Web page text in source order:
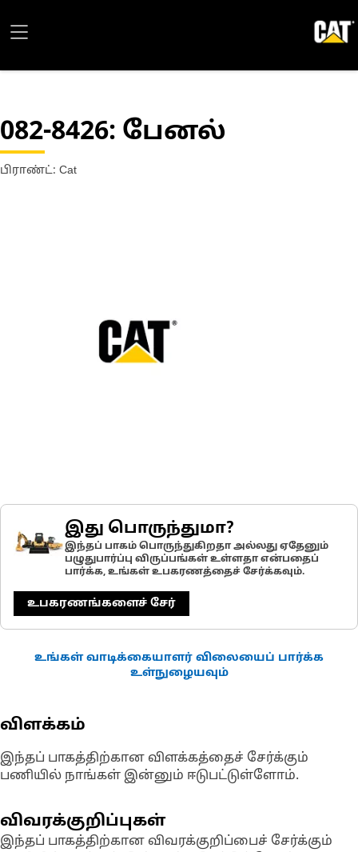
082-8426: பேனல்
பிராண்ட்: Cat
இது பொருந்துமா?
இந்தப் பாகம் பொருந்துகிறதா அல்லது ஏதேனும்
பழுதுபார்ப்பு விருப்பங்கள் உள்ளதா என்பதைப்
பார்க்க, உங்கள் உபகரணத்தைச் சேர்க்கவும்.
உபகரணங்களைச் சேர்
உங்கள் வாடிக்கையாளர் விலையைப் பார்க்க
உள்நுழையவும்
விளக்கம்
இந்தப் பாகத்திற்கான விளக்கத்தைச் சேர்க்கும்
பணியில் நாங்கள் இன்னும் ஈடுபட்டுள்ளோம்.
விவரக்குறிப்புகள்
இந்தப் பாகத்திற்கான விவரக்குறிப்பைச் சேர்க்கும்